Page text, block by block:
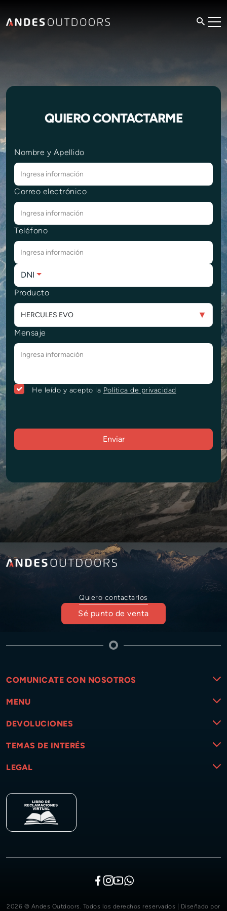
QUIERO CONTACTARME
Nombre y Apellido
Correo electrónico
Teléfono
DNI
Producto
Mensaje
He leído y acepto la Política de privacidad
Enviar
Quiero contactarlos
Sé punto de venta
COMUNICATE CON NOSOTROS
MENU
DEVOLUCIONES
TEMAS DE INTERÉS
LEGAL
2026 © Andes Outdoors. Todos los derechos reservados | Diseñado por